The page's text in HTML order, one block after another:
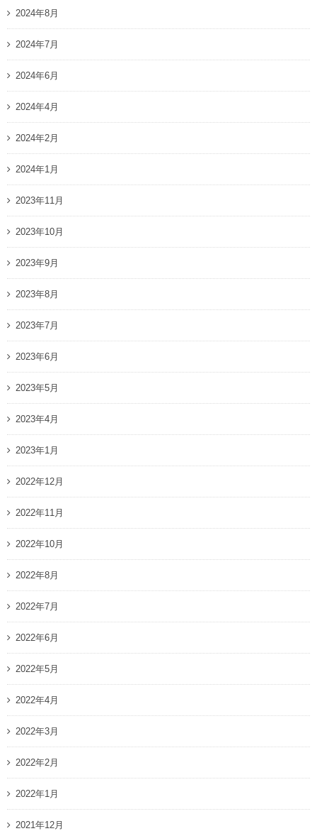
2024年8月
2024年7月
2024年6月
2024年4月
2024年2月
2024年1月
2023年11月
2023年10月
2023年9月
2023年8月
2023年7月
2023年6月
2023年5月
2023年4月
2023年1月
2022年12月
2022年11月
2022年10月
2022年8月
2022年7月
2022年6月
2022年5月
2022年4月
2022年3月
2022年2月
2022年1月
2021年12月